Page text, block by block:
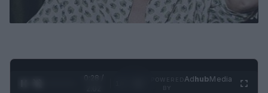
0:29 /
AdhubMedia